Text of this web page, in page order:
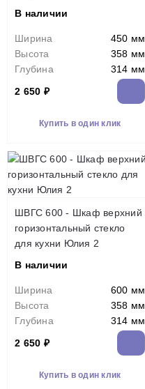
В наличии
Ширина
450 мм
Высота
358 мм
Глубина
314 мм
2 650 ₽
Купить в один клик
ШВГС 600 - Шкаф верхний
горизонтальный стекло
для кухни Юлия 2
В наличии
Ширина
600 мм
Высота
358 мм
Глубина
314 мм
2 650 ₽
Купить в один клик